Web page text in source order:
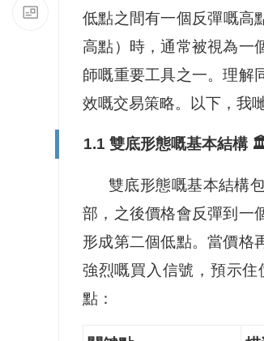
低點之間有一個反彈嘅高
高點）時，通常被視為一
師嘅重要工具之一。理解
效嘅交易策略。以下，我
1.1 雙底形態嘅基本結構
雙底形態嘅基本結構
部，之後價格會反彈到一
形成第二個低點。當價格
強烈嘅買入信號，預示
點：